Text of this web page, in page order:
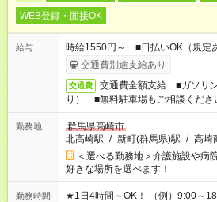
WEB登録・面接OK
給与
時給1550円～ ■日払いOK（規定
交通費別途支給あり
交通費
交通費全額支給 ■ガソリ
り） ■無料駐車場もご相談くださ
勤務地
群馬県高崎市
北高崎駅 / 新町(群馬県)駅 / 高崎
＜選べる勤務地＞介護施設や
好きな場所を選べます！
勤務時間
★1日4時間～OK！ （例）9:00～